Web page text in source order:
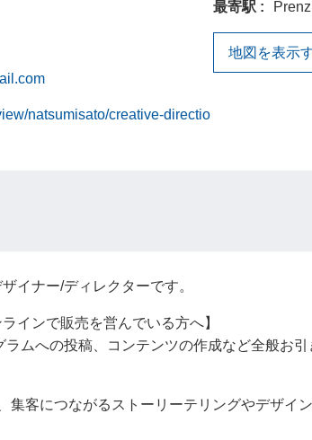
natsumisato/creative-directio
最寄駅
地図を表示
イナー/ディレクターです。
インで販売を営んでいる方へ】
ムへの投稿、コンテンツの作成など全般お引
集客につながるストーリーテリングやデザイ